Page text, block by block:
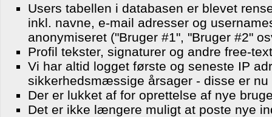
Users tabellen i databasen er blevet
inkl. navne, e-mail adresser og
anonymiseret ("Bruger #1", "Bruger #2"
Profil tekster, signaturer og andre free-
Vi har altid logget første og seneste IP
sikkerhedsmæssige årsager - disse er nu
Der er lukket af for oprettelse af nye
Det er ikke længere muligt at poste nye